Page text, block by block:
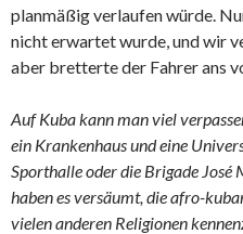
planmäßig verlaufen würde.
nicht erwartet wurde, und wir
aber bretterte der Fahrer ans
Auf Kuba kann man viel
ein Krankenhaus und eine
Sporthalle oder die Brigade José
haben es versäumt, die afro-
vielen anderen Religionen